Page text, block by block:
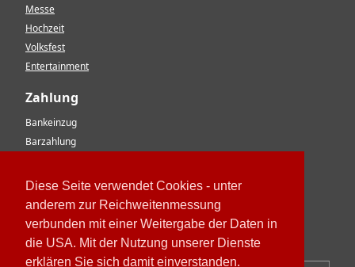
Diese Seite verwendet Cookies - unter
anderem zur Reichweitenmessung
verbunden mit einer Weitergabe der Daten in
die USA. Mit der Nutzung unserer Dienste
erklären Sie sich damit einverstanden.
Messe
Hochzeit
Volksfest
Entertainment
Zahlung
Bankeinzug
Barzahlung
EC-Karte
Kreditkarte
Rechnung
Paypal